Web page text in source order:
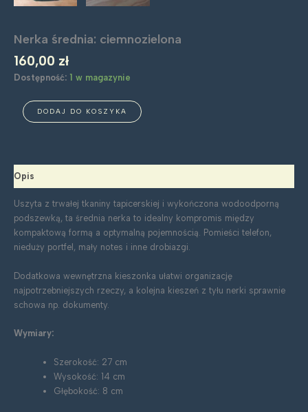
Nerka średnia: ciemnozielona
160,00 zł
Dostępność: 1 w magazynie
ilość
Nerka
DODAJ DO KOSZYKA
Opis
Uszyta z trwałej tkaniny tapicerskiej i wykończona wodoodporną
podszewką, ta średnia nerka to idealny kompromis między
kompaktową formą a optymalną pojemnością. Pomieści telefon,
nieduży portfel, mały notes i inne drobiazgi.
Dodatkowa wewnętrzna kieszonka ułatwi organizację
najpotrzebniejszych rzeczy, a kolejna kieszeń z tyłu nerki sprawnie
schowa np. dokumenty.
Wymiary:
Szerokość: 27 cm
Wysokość: 14 cm
Głębokość: 8 cm